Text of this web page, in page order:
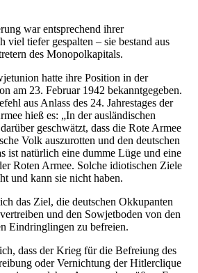
war entsprechend ihrer
viel tiefer gespalten – sie bestand aus
des Monopolkapitals.
hatte ihre Position in der
am 23. Februar 1942 bekanntgegeben.
aus Anlass des 24. Jahrestages der
hieß es: „In der ausländischen
geschwätzt, dass die Rote Armee
Volk auszurotten und den deutschen
ist natürlich eine dumme Lüge und eine
Roten Armee. Solche idiotischen Ziele
und kann sie nicht haben.
das Ziel, die deutschen Okkupanten
und den Sowjetboden von den
Eindringlingen zu befreien.
dass der Krieg für die Befreiung des
oder Vernichtung der Hitlerclique